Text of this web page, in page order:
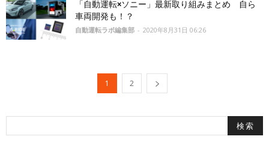
「自動運転×ソニー」最新取り組みまとめ 自ら
車両開発も！？
自動運転ラボ編集部 - 2020年8月31日 06:26
1 2